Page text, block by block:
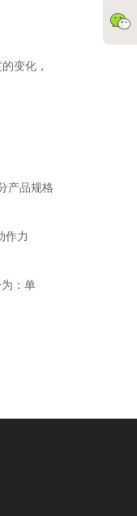
变化，
产品规格
作力
：单